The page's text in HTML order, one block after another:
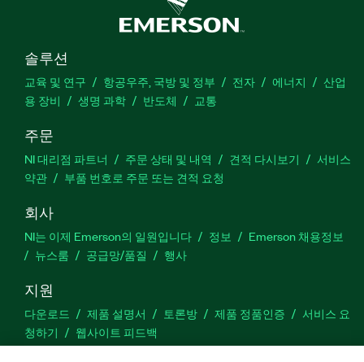
솔루션
교육 및 연구 항공우주, 국방 및 정부 전자 에너지
산업
용 장비
생명 과학 반도체 교통
주문
NI 대리점 파트너 주문 상태 및 내역 견적 다시보기
서비스
약관
부품 번호로 주문 또는 견적 요청
회사
NI는 이제 Emerson의 일원입니다 정보
Emerson 채용정보
뉴스룸
공급망/품질 행사
지원
다운로드 제품 설명서 토론방 제품 정품인증
서비스 요
청하기
웹사이트 피드백